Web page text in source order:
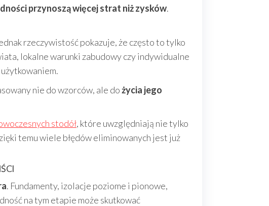
przynoszą więcej strat niż zysków.
rzeczywistość pokazuje, że często to tylko
lokalne warunki zabudowy czy indywidualne
nie do wzorców, ale dożycia jego
stodół, które uwzględniają nie tylko
temu wiele błędów eliminowanych jest już
. Fundamenty, izolacje poziome i pionowe,
na tym etapie może skutkować